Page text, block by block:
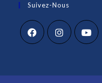
Suivez-Nous
un
un
un